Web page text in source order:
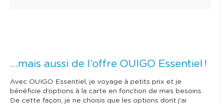
…mais aussi de l’offre OUIGO Essentiel !
Avec OUIGO Essentiel, je voyage à petits prix et je
bénéficie d’options à la carte en fonction de mes besoins.
De cette façon, je ne choisis que les options dont j’ai